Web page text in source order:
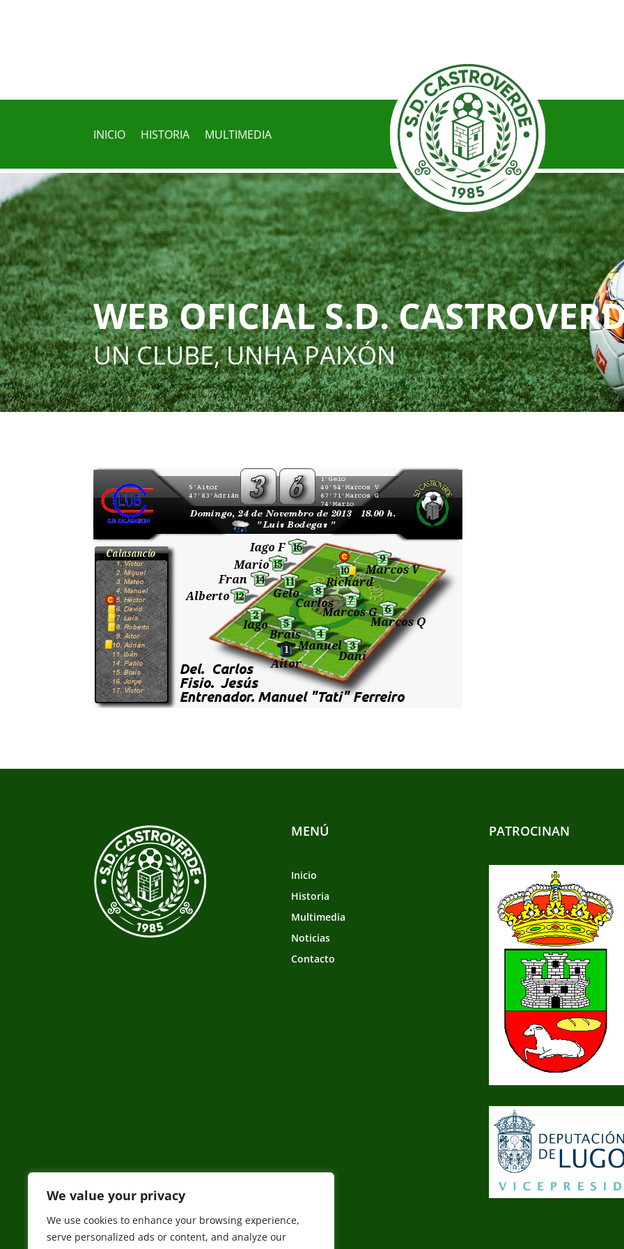
We value your privacy
We use cookies to enhance your browsing experience,
serve personalized ads or content, and analyze our
INICIO HISTORIA MULTIMEDIA
WEB OFICIAL S.D.
UN CLUBE, UNHA PAIXÓN
MENÚ
Inicio
Historia
Multimedia
Noticias
Contacto
PATROCINAN